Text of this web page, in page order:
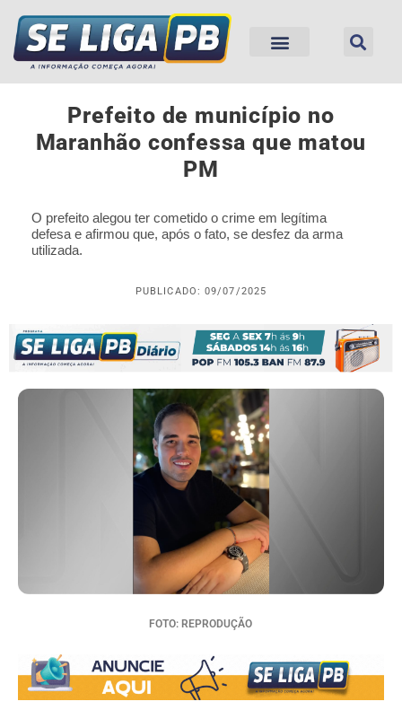
Prefeito de município no
Maranhão confessa que matou
PM
O prefeito alegou ter cometido o crime em legítima
defesa e afirmou que, após o fato, se desfez da arma
utilizada.
PUBLICADO: 09/07/2025
FOTO: REPRODUÇÃO